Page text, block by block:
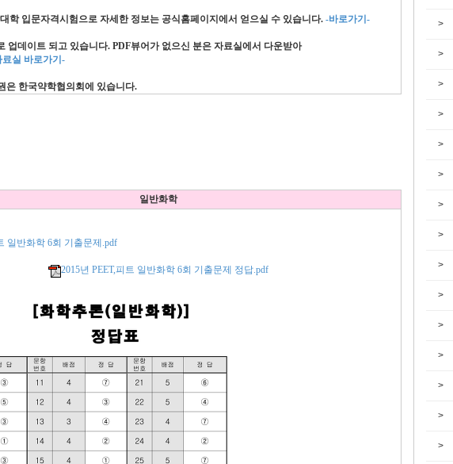
학 입문자격시험으로 자세한 정보는 공식홈페이지에서 얻으실 수 있습니다. -바로가기-
업데이트 되고 있습니다. PDF뷰어가 없으신 분은 자료실에서 다운받아
료실 바로가기-
은 한국약학협의회에 있습니다.
일반화학
일반화학 6회 기출문제.pdf
2015년 PEET,피트 일반화학 6회 기출문제 정답.pdf